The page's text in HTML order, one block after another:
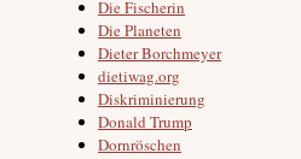
Die Fischerin
Die Planeten
Dieter Borchmeyer
dietiwag.org
Diskriminierung
Donald Trump
Dornröschen